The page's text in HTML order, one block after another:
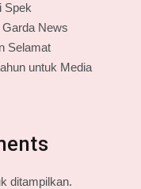
Spek
News
Selamat
untuk Media
ditampilkan.